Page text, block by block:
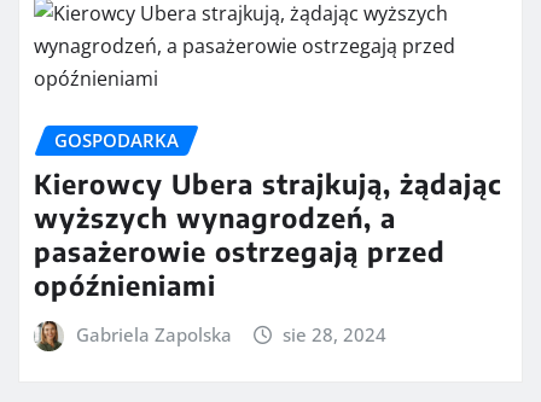
GOSPODARKA
Kierowcy Ubera strajkują, żądając
wyższych wynagrodzeń, a
pasażerowie ostrzegają przed
opóźnieniami
Gabriela Zapolska sie 28, 2024